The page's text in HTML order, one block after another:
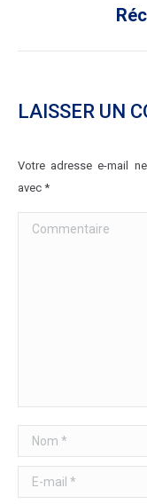
LAISSER UN
Votre adresse e-mail
avec *
Commentaire
Nom *
E-mail *